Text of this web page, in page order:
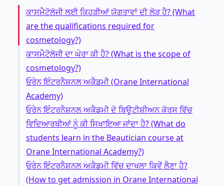
ਕਾਸਮੈਟੋਲੋਜੀ ਲਈ ਕਿਹੜੀਆਂ ਯੋਗਤਾਵਾਂ ਦੀ ਲੋੜ ਹੈ? (What
are the qualifications required for
cosmetology?)
ਕਾਸਮੈਟੋਲੋਜੀ ਦਾ ਘੇਰਾ ਕੀ ਹੈ? (What is the scope of
cosmetology?)
ਓਰੇਨ ਇੰਟਰਨੈਸ਼ਨਲ ਅਕੈਡਮੀ (Orane International
Academy)
ਓਰੇਨ ਇੰਟਰਨੈਸ਼ਨਲ ਅਕੈਡਮੀ ਦੇ ਬਿਊਟੀਸ਼ੀਅਨ ਕੋਰਸ ਵਿੱਚ
ਵਿਦਿਆਰਥੀਆਂ ਨੂੰ ਕੀ ਸਿਖਾਇਆ ਜਾਂਦਾ ਹੈ? (What do
students learn in the Beautician course at
Orane International Academy?)
ਓਰੇਨ ਇੰਟਰਨੈਸ਼ਨਲ ਅਕੈਡਮੀ ਵਿੱਚ ਦਾਖਲਾ ਕਿਵੇਂ ਲੈਣਾ ਹੈ?
(How to get admission in Orane International